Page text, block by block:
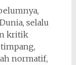
selalu
kritik
normatif,